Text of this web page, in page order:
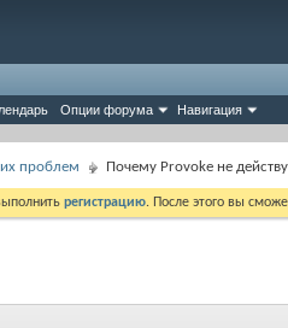
Опции форума Навигация
проблем Почему Provoke не
регистрацию. После этого вы